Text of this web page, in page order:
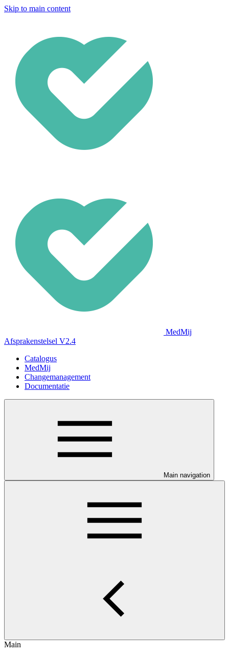
Skip to main content
MedMij
Afsprakenstelsel V2.4
Catalogus
MedMij
Changemanagement
Documentatie
Main navigation
Main